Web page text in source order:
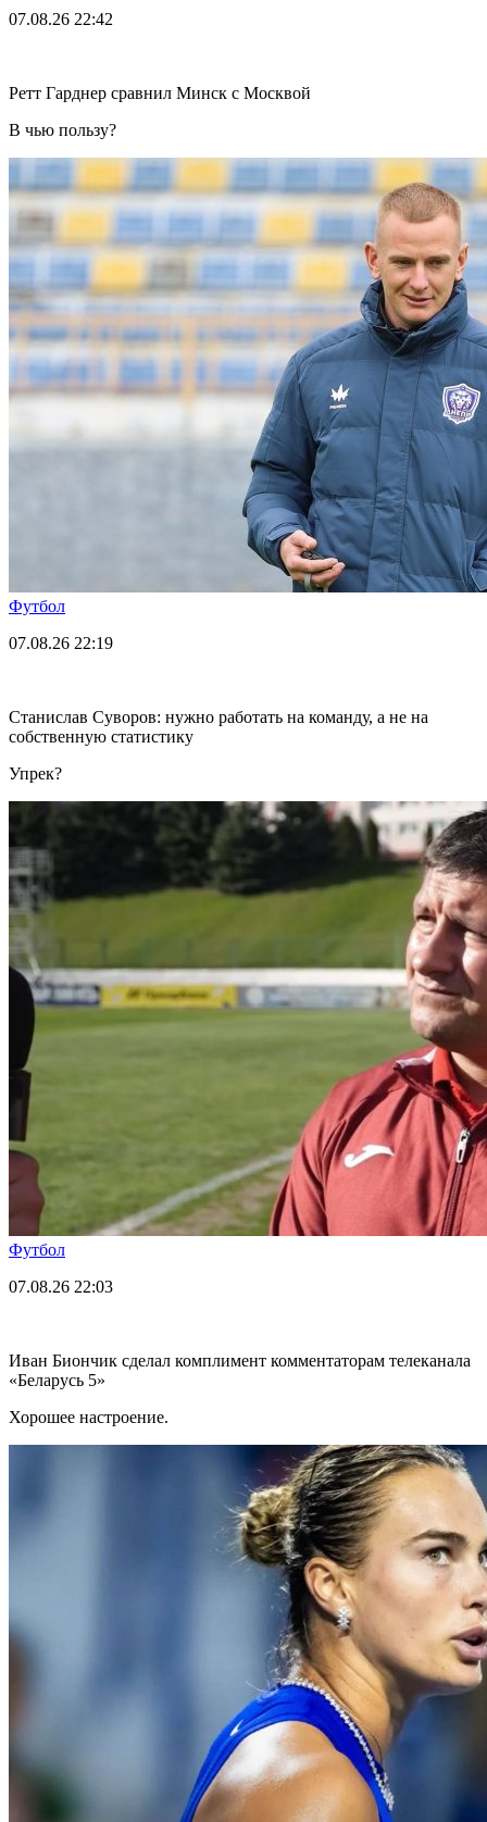
07.08.26 22:42
Ретт Гарднер сравнил Минск с Москвой
В чью пользу?
Футбол
07.08.26 22:19
Станислав Суворов: нужно работать на команду, а не на
собственную статистику
Упрек?
Футбол
07.08.26 22:03
Иван Биончик сделал комплимент комментаторам телеканала
«Беларусь 5»
Хорошее настроение.